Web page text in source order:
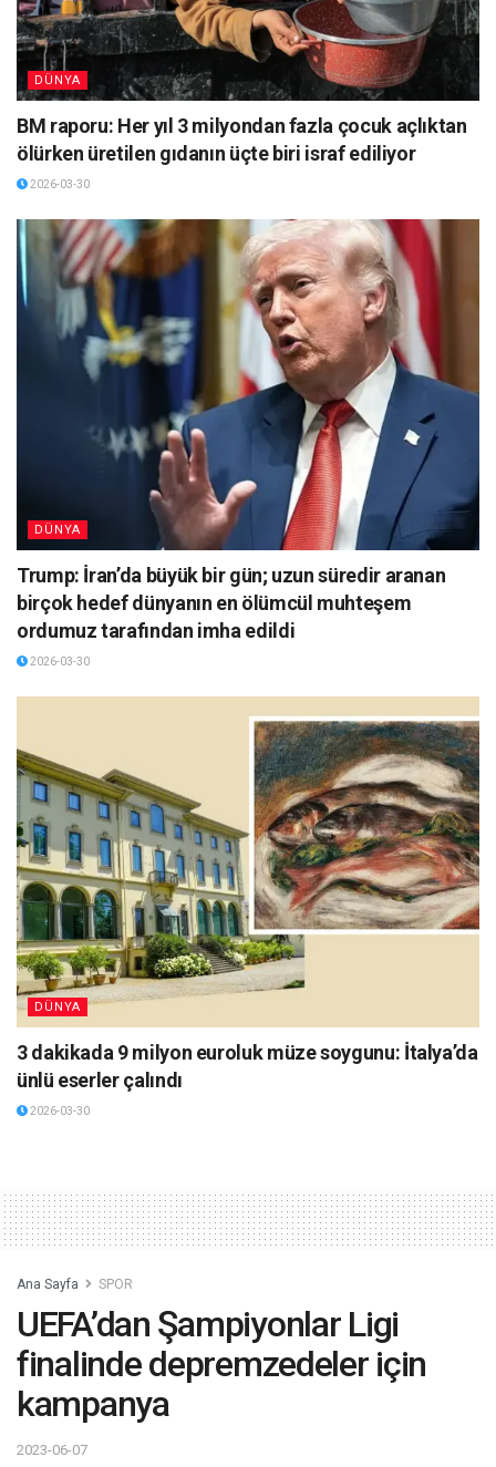
DÜNYA
BM raporu: Her yıl 3 milyondan fazla çocuk açlıktan
ölürken üretilen gıdanın üçte biri israf ediliyor
2026-03-30
DÜNYA
Trump: İran’da büyük bir gün; uzun süredir aranan
birçok hedef dünyanın en ölümcül muhteşem
ordumuz tarafından imha edildi
2026-03-30
DÜNYA
3 dakikada 9 milyon euroluk müze soygunu: İtalya’da
ünlü eserler çalındı
2026-03-30
Ana Sayfa SPOR
UEFA’dan Şampiyonlar Ligi
finalinde depremzedeler için
kampanya
2023-06-07